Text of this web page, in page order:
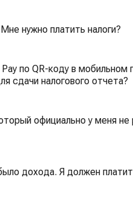
нужно платить налоги?
по QR-коду в
сдачи налогового отчета?
официально у меня
дохода. Я должен